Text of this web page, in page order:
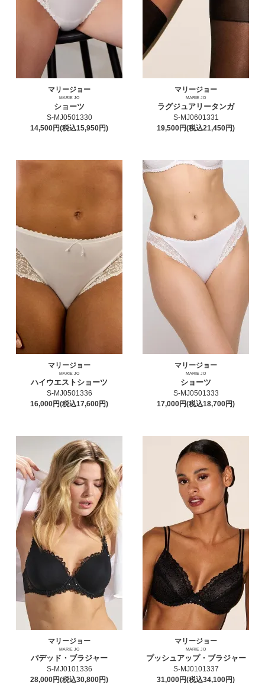
マリージョー
MARIE JO
ショーツ
S-MJ0501330
14,500円(税込15,950円)
マリージョー
MARIE JO
ラグジュアリータンガ
S-MJ0601331
19,500円(税込21,450円)
マリージョー
MARIE JO
ハイウエストショーツ
S-MJ0501336
16,000円(税込17,600円)
マリージョー
MARIE JO
ショーツ
S-MJ0501333
17,000円(税込18,700円)
マリージョー
MARIE JO
パデッド・ブラジャー
S-MJ0101336
28,000円(税込30,800円)
マリージョー
MARIE JO
プッシュアップ・ブラジャー
S-MJ0101337
31,000円(税込34,100円)